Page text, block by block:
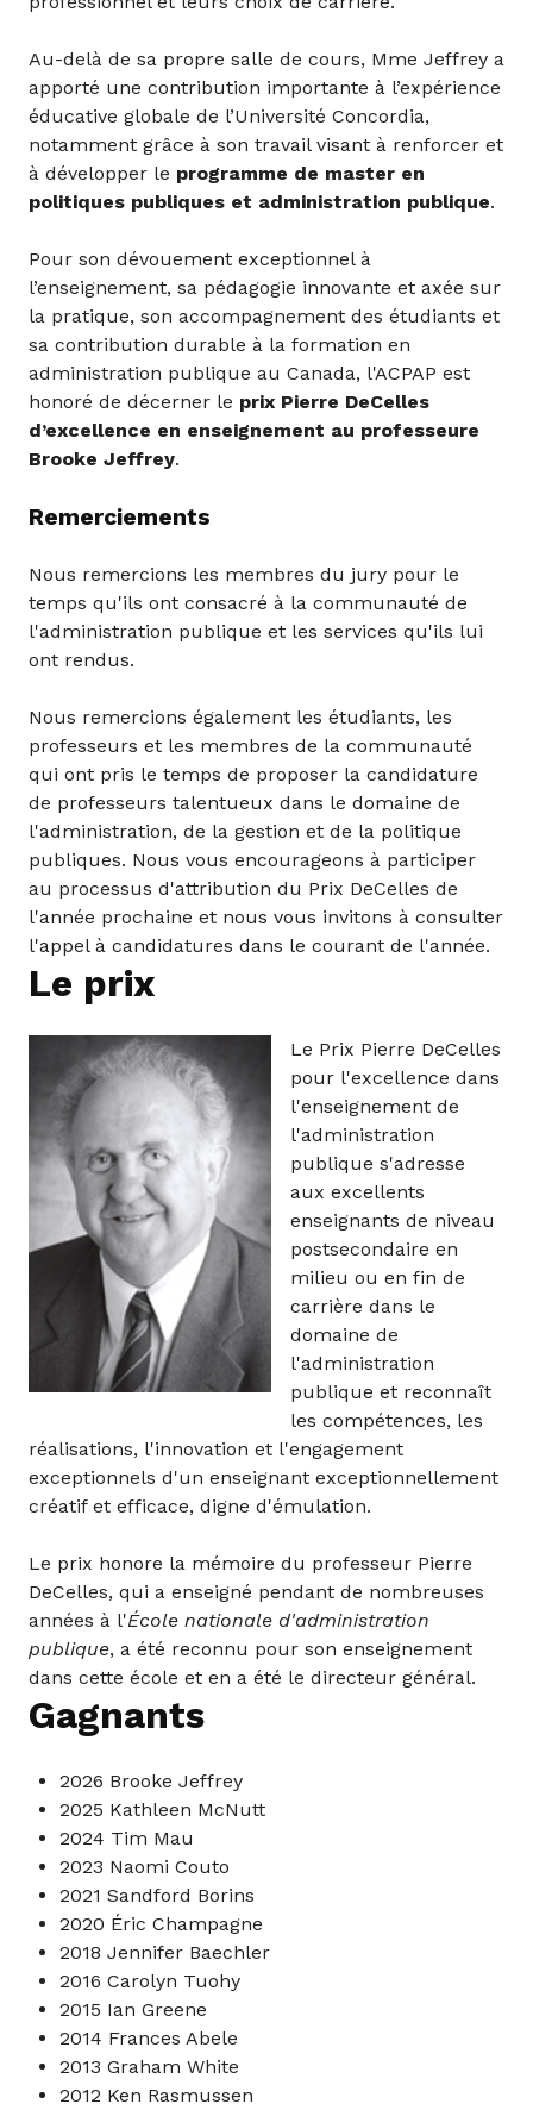
Au-delà de sa propre salle de cours, Mme Jeffrey a
apporté une contribution importante à l’expérience
éducative globale de l’Université Concordia,
notamment grâce à son travail visant à renforcer et
à développer le programme de master en
politiques publiques et administration publique.
Pour son dévouement exceptionnel à
l’enseignement, sa pédagogie innovante et axée sur
la pratique, son accompagnement des étudiants et
sa contribution durable à la formation en
administration publique au Canada, l'ACPAP est
honoré de décerner le prix Pierre DeCelles
d’excellence en enseignement au professeure
Brooke Jeffrey.
Remerciements
Nous remercions les membres du jury pour le
temps qu'ils ont consacré à la communauté de
l'administration publique et les services qu'ils lui
ont rendus.
Nous remercions également les étudiants, les
professeurs et les membres de la communauté
qui ont pris le temps de proposer la candidature
de professeurs talentueux dans le domaine de
l'administration, de la gestion et de la politique
publiques. Nous vous encourageons à participer
au processus d'attribution du Prix DeCelles de
l'année prochaine et nous vous invitons à consulter
l'appel à candidatures dans le courant de l'année.
Le prix
Le Prix Pierre DeCelles
pour l'excellence dans
l'enseignement de
l'administration
publique s'adresse
aux excellents
enseignants de niveau
postsecondaire en
milieu ou en fin de
carrière dans le
domaine de
l'administration
publique et reconnaît
les compétences, les
réalisations, l'innovation et l'engagement
exceptionnels d'un enseignant exceptionnellement
créatif et efficace, digne d'émulation.
Le prix honore la mémoire du professeur Pierre
DeCelles, qui a enseigné pendant de nombreuses
années à l'École nationale d'administration
publique, a été reconnu pour son enseignement
dans cette école et en a été le directeur général.
Gagnants
2026 Brooke Jeffrey
2025 Kathleen McNutt
2024 Tim Mau
2023 Naomi Couto
2021 Sandford Borins
2020 Éric Champagne
2018 Jennifer Baechler
2016 Carolyn Tuohy
2015 Ian Greene
2014 Frances Abele
2013 Graham White
2012 Ken Rasmussen